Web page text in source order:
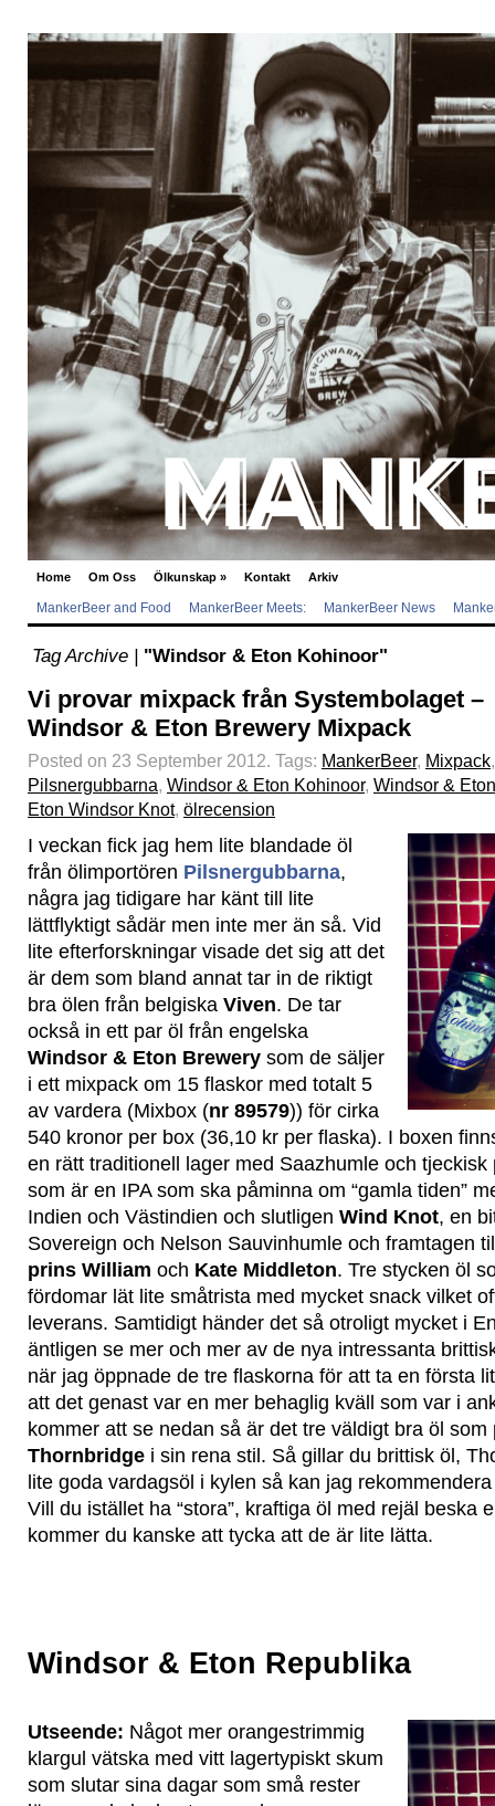
Home Om Oss Ölkunskap » Kontakt Arkiv
MankerBeer and Food MankerBeer Meets: MankerBeer News
Tag Archive | "Windsor & Eton Kohinoor"
Vi provar mixpack från Systembolaget –
Windsor & Eton Brewery Mixpack
Posted on 23 September 2012. Tags: MankerBeer, Mixpack,
Pilsnergubbarna, Windsor & Eton Kohinoor, Windsor &
Eton Windsor Knot, ölrecension
I veckan fick jag hem lite blandade öl
från ölimportören Pilsnergubbarna,
några jag tidigare har känt till lite
lättflyktigt sådär men inte mer än så. Vid
lite efterforskningar visade det sig att det
är dem som bland annat tar in de riktigt
bra ölen från belgiska Viven. De tar
också in ett par öl från engelska
Windsor & Eton Brewery som de säljer
i ett mixpack om 15 flaskor med totalt 5
av vardera (Mixbox (nr 89579)) för cirka
540 kronor per box (36,10 kr per flaska). I boxen
en rätt traditionell lager med Saazhumle och
som är en IPA som ska påminna om “gamla tiden”
Indien och Västindien och slutligen Wind Knot, en
Sovereign och Nelson Sauvinhumle och framtagen
prins William och Kate Middleton. Tre stycken öl
fördomar lät lite småtrista med mycket snack vilket
leverans. Samtidigt händer det så otroligt mycket i
äntligen se mer och mer av de nya intressanta
när jag öppnade de tre flaskorna för att ta en första
att det genast var en mer behaglig kväll som var i
kommer att se nedan så är det tre väldigt bra öl som
Thornbridge i sin rena stil. Så gillar du brittisk öl,
lite goda vardagsöl i kylen så kan jag
Vill du istället ha “stora”, kraftiga öl med rejäl beska
kommer du kanske att tycka att de är lite lätta.
Windsor & Eton Republika
Utseende: Något mer orangestrimmig
klargul vätska med vitt lagertypiskt skum
som slutar sina dagar som små rester